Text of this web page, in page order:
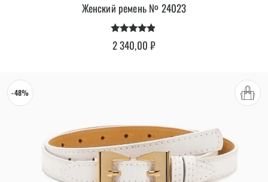
Женский ремень № 24023
Оценка
4.71
2 340,00₽
-48%